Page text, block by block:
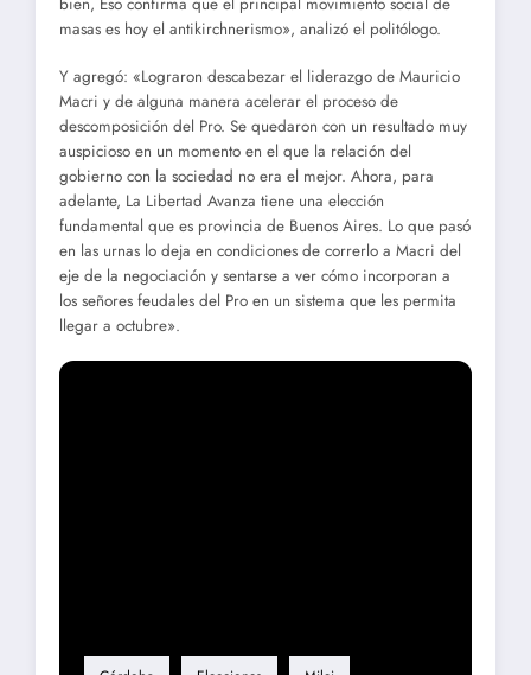
masas es hoy el antikirchnerismo», analizó el politólogo.
Y agregó: «Lograron descabezar el liderazgo de Mauricio
Macri y de alguna manera acelerar el proceso de
descomposición del Pro. Se quedaron con un resultado muy
auspicioso en un momento en el que la relación del
gobierno con la sociedad no era el mejor. Ahora, para
adelante, La Libertad Avanza tiene una elección
fundamental que es provincia de Buenos Aires. Lo que pasó
en las urnas lo deja en condiciones de correrlo a Macri del
eje de la negociación y sentarse a ver cómo incorporan a
los señores feudales del Pro en un sistema que les permita
llegar a octubre».